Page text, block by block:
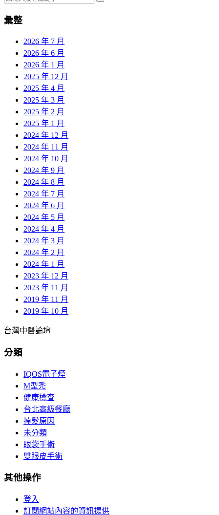
彙整
2026 年 7 月
2026 年 6 月
2026 年 1 月
2025 年 12 月
2025 年 4 月
2025 年 3 月
2025 年 2 月
2025 年 1 月
2024 年 12 月
2024 年 11 月
2024 年 10 月
2024 年 9 月
2024 年 8 月
2024 年 7 月
2024 年 6 月
2024 年 5 月
2024 年 4 月
2024 年 3 月
2024 年 2 月
2024 年 1 月
2023 年 12 月
2023 年 11 月
2019 年 11 月
2019 年 10 月
台灣中醫論壇
分類
IQOS電子煙
M型禿
健康檢查
台北高級餐廳
掉髮原因
未分類
眼袋手術
雙眼皮手術
其他操作
登入
訂閱網站內容的資訊提供